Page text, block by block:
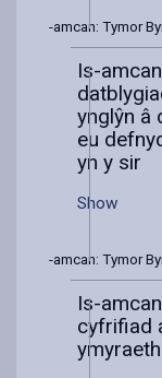
Is-amcan: Tymor
Is-
ynglŷn â
eu
yn y sir
Show
Is-amcan: Tymor
Is-
cyfrifiad